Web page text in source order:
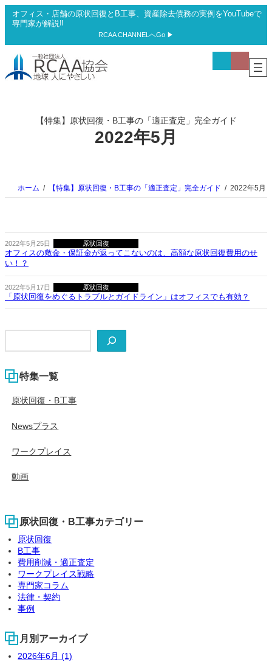
容
ス
プ
オフィス・店舗の原状回復とB工事、資産除去債務の実例をYouTubeで
専門家が解説‼
RCAA CHANNELへGo ▶
コ
コ
【特集】原状回復・B工事の「適正査定」完全ガイド
2022年5月
ホーム 【特集】原状回復・B工事の「適正査定」完全ガイド 2022年5月
2022年5月25日 原状回復
オフィスの敷金・保証金が返ってこないのは、高額な原状回復費用のせ
い！？
2022年5月17日 原状回復
「原状回復をめぐるトラブルとガイドライン」はオフィスでも有効？
特集一覧
原状回復・B工事
Newsプラス
ワークプレイス
動画
原状回復・B工事カテゴリー
原状回復
B工事
費用削減・適正査定
ワークプレイス戦略
専門家コラム
法律・契約
事例
月別アーカイブ
2026年6月 (1)